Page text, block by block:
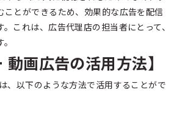
ことができるため、効果的な広告を配信
これは、広告代理店の担当者にとって、
動画広告の活用方法】
、以下のような方法で活用することがで